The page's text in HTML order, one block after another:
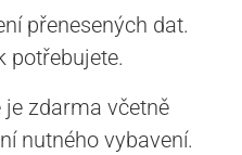
přenesených dat.
potřebujete.
zdarma včetně
nutného vybavení.